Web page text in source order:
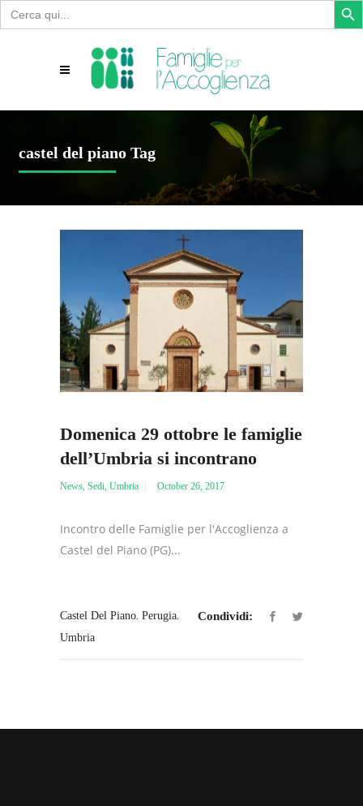
Search
for:
castel del piano Tag
Domenica 29 ottobre le famiglie
dell’Umbria si incontrano
News Sedi Umbria October 26, 2017
Incontro delle Famiglie per l'Accoglienza a
Castel del Piano (PG)...
Castel Del Piano, Perugia,
Umbria
Condividi: